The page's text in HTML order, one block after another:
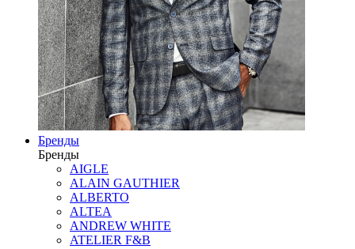
Бренды
Бренды
AIGLE
ALAIN GAUTHIER
ALBERTO
ALTEA
ANDREW WHITE
ATELIER F&B